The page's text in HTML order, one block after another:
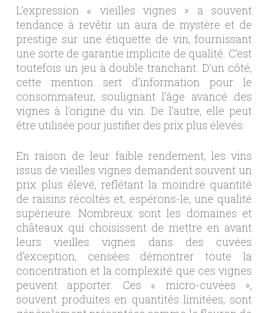
L’expression « vieilles vignes » a souvent
tendance à revêtir un aura de mystère et de
prestige sur une étiquette de vin, fournissant
une sorte de garantie implicite de qualité. C’est
toutefois un jeu à double tranchant. D’un côté,
cette mention sert d’information pour le
consommateur, soulignant l’âge avancé des
vignes à l’origine du vin. De l’autre, elle peut
être utilisée pour justifier des prix plus élevés.
En raison de leur faible rendement, les vins
issus de vieilles vignes demandent souvent un
prix plus élevé, reflétant la moindre quantité
de raisins récoltés et, espérons-le, une qualité
supérieure. Nombreux sont les domaines et
châteaux qui choisissent de mettre en avant
leurs vieilles vignes dans des cuvées
d’exception, censées démontrer toute la
concentration et la complexité que ces vignes
peuvent apporter. Ces « micro-cuvées »,
souvent produites en quantités limitées, sont